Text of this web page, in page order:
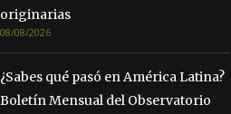
originarias
08/08/2026
¿Sabes qué pasó en América Latina?
Boletín Mensual del Observatorio